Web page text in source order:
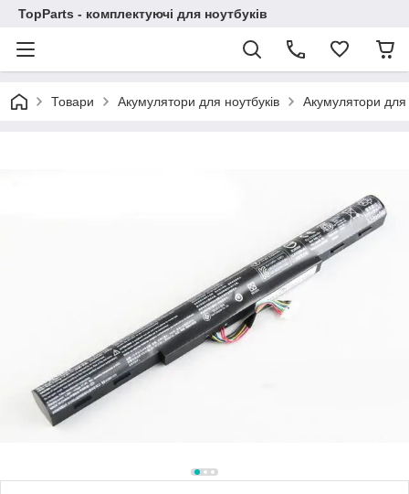
TopParts - комплектуючі для ноутбуків
Товари Акумулятори для ноутбуків Акумулятори для